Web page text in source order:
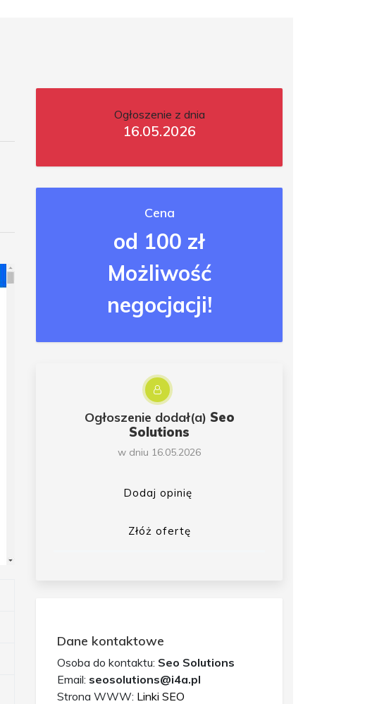
Ogłoszenie z dnia
16.05.2026
Cena
od 100 zł
Możliwość
negocjacji!
Ogłoszenie dodał(a) Seo
Solutions
w dniu 16.05.2026
Dodaj opinię
Złóż ofertę
Dane kontaktowe
Osoba do kontaktu: Seo Solutions
Email: seosolutions@i4a.pl
Strona WWW: Linki SEO